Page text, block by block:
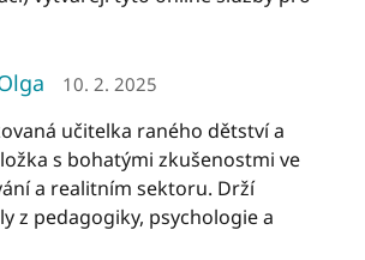
10. 2. 2025
učitelka raného dětství a
s bohatými zkušenostmi ve
a realitním sektoru. Drží
z pedagogiky, psychologie a